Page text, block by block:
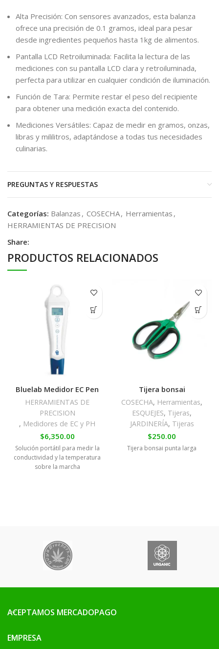
Alta Precisión: Con sensores avanzados, esta balanza
ofrece una precisión de 0.1 gramos, ideal para pesar
desde ingredientes pequeños hasta 1kg de alimentos.
Pantalla LCD Retroiluminada: Facilita la lectura de las
mediciones con su pantalla LCD clara y retroiluminada,
perfecta para utilizar en cualquier condición de iluminación.
Función de Tara: Permite restar el peso del recipiente
para obtener una medición exacta del contenido.
Mediciones Versátiles: Capaz de medir en gramos, onzas,
libras y mililitros, adaptándose a todas tus necesidades
culinarias.
PREGUNTAS Y RESPUESTAS
Categorías: Balanzas , COSECHA, Herramientas ,
HERRAMIENTAS DE PRECISION
Share:
PRODUCTOS RELACIONADOS
Bluelab Medidor EC Pen
HERRAMIENTAS DE
PRECISION
, Medidores de EC y PH
$6,350.00
Solución portátil para medir la
conductividad y la temperatura
sobre la marcha
Tijera bonsai
COSECHA, Herramientas,
ESQUEJES, Tijeras,
JARDINERÍA, Tijeras
$250.00
Tijera bonsai punta larga
ACEPTAMOS MERCADOPAGO
EMPRESA